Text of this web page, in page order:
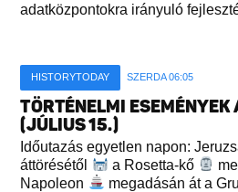
adatközpontokra irányuló
HISTORYTODAY SZERDA 06:05
TÖRTÉNELMI ESEMÉNYEK
(JÚLIUS 15.)
Időutazás egyetlen napon:
áttörésétől
a Rosetta-kő
Napoleon
megadásán át a